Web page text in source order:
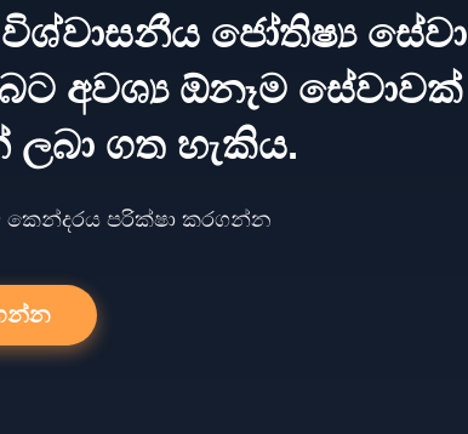
ජෝතිෂ්‍ය සේවා
අවශ්‍ය ඕනෑම සේවාවක්
ගත හැකිය.
කෙන්දරය පරික්ෂා කරගන්න